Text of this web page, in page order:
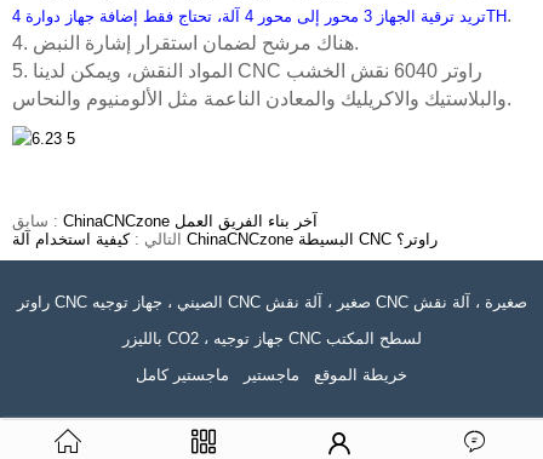
تريد ترقية الجهاز 3 محور إلى محور 4 آلة، تحتاج فقط إضافة جهاز دوارة 4TH.
4. هناك مرشح لضمان استقرار إشارة النبض.
5. المواد النقش، ويمكن لدينا CNC راوتر 6040 نقش الخشب
والبلاستيك والاكريليك والمعادن الناعمة مثل الألومنيوم والنحاس.
سابق :
ChinaCNCzone آخر بناء الفريق العمل
التالي :
كيفية استخدام آلة ChinaCNCzone البسيطة CNC راوتر؟
راوتر CNC الصيني ، جهاز توجيه CNC صغير ، آلة نقش CNC صغيرة ، آلة نقش
بالليزر CO2 ، جهاز توجيه CNC لسطح المكتب
خريطة الموقع
ماجستير ماجستير كامل